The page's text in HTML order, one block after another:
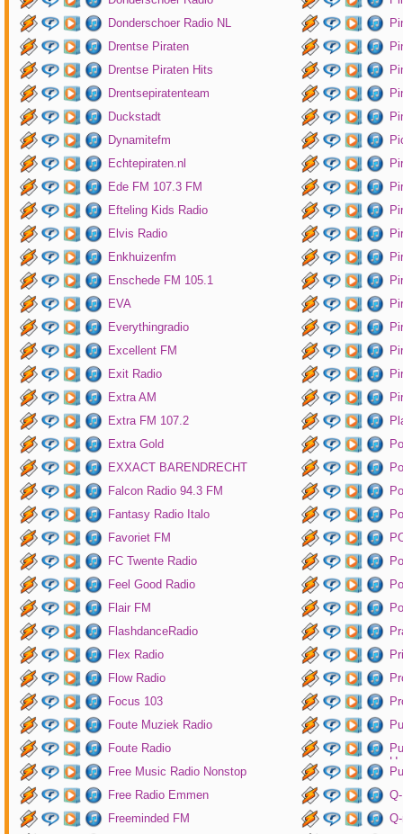
Donderschoer Radio NL
Drentse Piraten
Drentse Piraten Hits
Drentsepiratenteam
Duckstadt
Dynamitefm
Echtepiraten.nl
Ede FM 107.3 FM
Efteling Kids Radio
Elvis Radio
Enkhuizenfm
Enschede FM 105.1
EVA
Everythingradio
Excellent FM
Exit Radio
Extra AM
Extra FM 107.2
Extra Gold
EXXACT BARENDRECHT
Falcon Radio 94.3 FM
Fantasy Radio Italo
Favoriet FM
FC Twente Radio
Feel Good Radio
Flair FM
FlashdanceRadio
Flex Radio
Flow Radio
Focus 103
Foute Muziek Radio
Foute Radio
Free Music Radio Nonstop
Free Radio Emmen
Freeminded FM